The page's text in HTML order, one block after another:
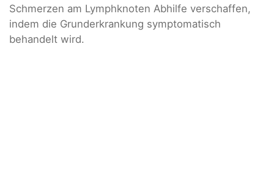
Schmerzen am Lymphknoten Abhilfe verschaffen,
indem die Grunderkrankung symptomatisch
behandelt wird.